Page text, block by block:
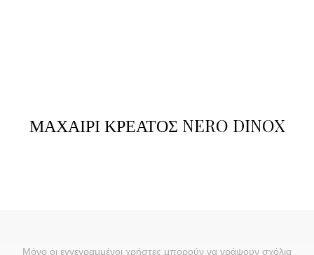
ΜΑΧΑΙΡΙ ΚΡΕΑΤΟΣ NERO DINOX
Μόνο οι εγγεγραμμένοι χρήστες μπορούν να γράψουν σχόλια